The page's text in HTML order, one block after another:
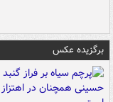
برگزیده عکس